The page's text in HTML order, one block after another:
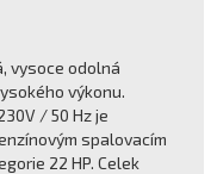
vysoce odolná
výkonu.
/ 50 Hz je
spalovacím
22 HP. Celek